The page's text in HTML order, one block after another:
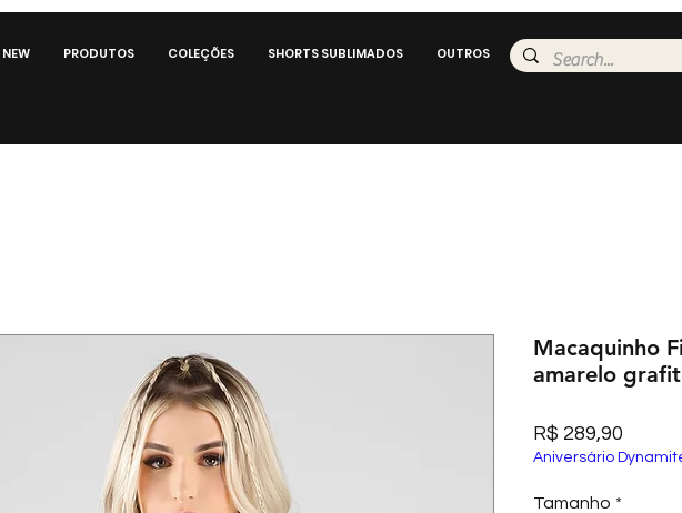
NEW PRODUTOS COLEÇÕES SHORTS SUBLIMADOS OUTROS
Macaquinho
amarelo
R$ 289,90
Aniversário
Tamanho *